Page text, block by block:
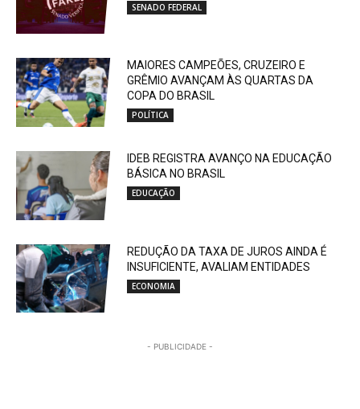
SENADO FEDERAL
MAIORES CAMPEÕES, CRUZEIRO E
GRÊMIO AVANÇAM ÀS QUARTAS DA
COPA DO BRASIL
POLÍTICA
IDEB REGISTRA AVANÇO NA EDUCAÇÃO
BÁSICA NO BRASIL
EDUCAÇÃO
REDUÇÃO DA TAXA DE JUROS AINDA É
INSUFICIENTE, AVALIAM ENTIDADES
ECONOMIA
- PUBLICIDADE -